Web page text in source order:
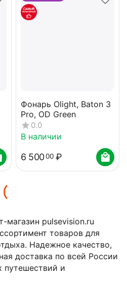
магазин pulsevision.ru
товаров для
Надежное качество,
доставка по всей России
и
Фонарь Olight, Baton 3
Pro, OD Green
0.0
В наличии
6 50000 ₽